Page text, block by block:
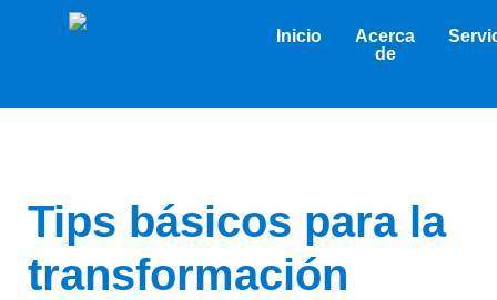
Inicio
Acerca
de
Tips básicos para la
transformación